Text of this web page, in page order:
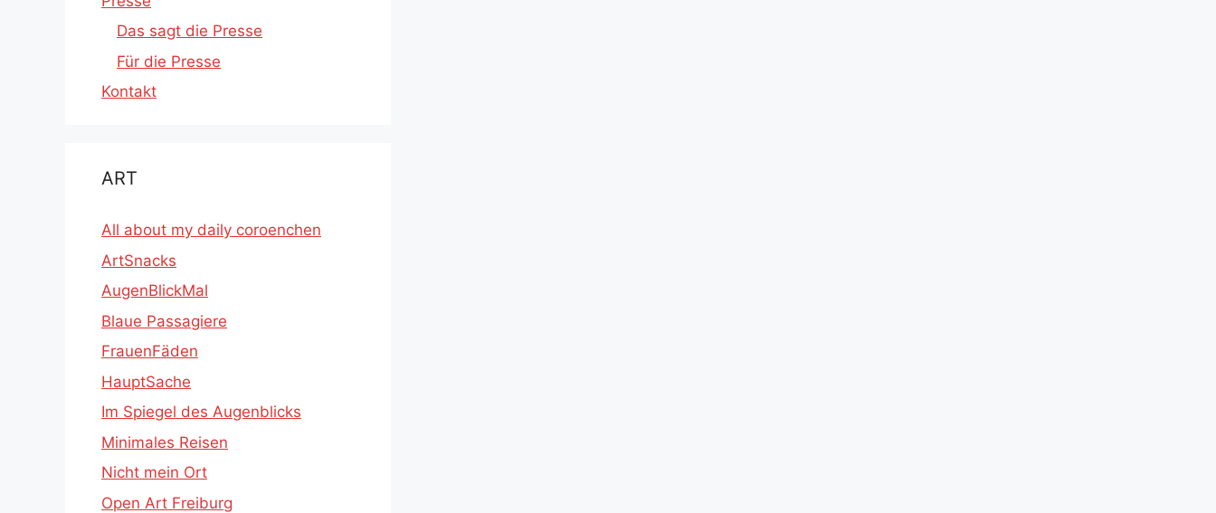
Das sagt die Presse
Für die Presse
Kontakt
ART
All about my daily coroenchen
ArtSnacks
AugenBlickMal
Blaue Passagiere
FrauenFäden
HauptSache
Im Spiegel des Augenblicks
Minimales Reisen
Nicht mein Ort
Open Art Freiburg